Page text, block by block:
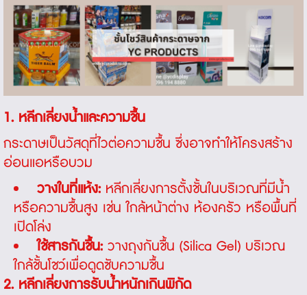
1. หลีกเลี่ยงน้ำและความชื้น
กระดาษเป็นวัสดุที่ไวต่อความชื้น ซึ่งอาจทำให้โครงสร้าง
อ่อนแอหรือบวม
วางในที่แห้ง:หลีกเลี่ยงการตั้งชั้นในบริเวณที่มีน้ำ
หรือความชื้นสูง เช่น ใกล้หน้าต่าง ห้องครัว หรือพื้นที่
เปิดโล่ง
ใช้สารกันชื้น:วางถุงกันชื้น (Silica Gel) บริเวณ
ใกล้ชั้นโชว์เพื่อดูดซับความชื้น
2. หลีกเลี่ยงการรับน้ำหนักเกินพิกัด